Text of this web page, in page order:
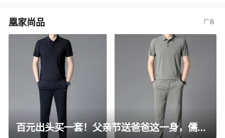
凰家尚品
百元出头买一套！父亲节送爸爸这一身，儒雅有型还凉爽